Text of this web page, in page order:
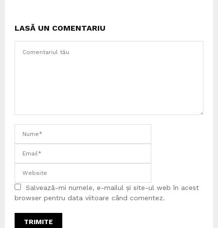
LASĂ UN COMENTARIU
Salvează-mi numele, e-mailul și site-ul web în acest
browser pentru data viitoare când comentez.